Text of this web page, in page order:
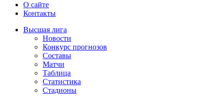
О сайте
Контакты
Высшая лига
Новости
Конкурс прогнозов
Составы
Матчи
Таблица
Статистика
Стадионы